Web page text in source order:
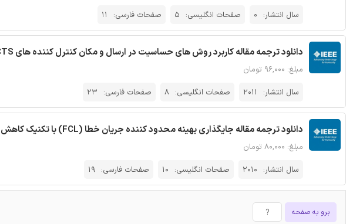
سال انتشار: 0 صفحات انگلیسی: 5 صفحات فارسی: 11
دانلود ترجمه مقاله کاربرد روش های حساسیت در ارسال و مکان کنترل کننده های FACTS - مجله IEEE
مبلغ: ۹۶,۰۰۰ تومان
سال انتشار:
2011 صفحات انگلیسی: 8 صفحات فارسی: 23
دانلود ترجمه مقاله جایگذاری بهینه محدود کننده جریان خطا (FCL) با تکنیک کاهش فضای جستجو - مجله IEEE
مبلغ: ۸۰,۰۰۰ تومان
سال انتشار: 2010 صفحات انگلیسی: 10 صفحات فارسی: 19
برو به صفحه